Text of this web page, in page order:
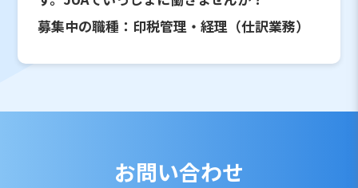
募集中の職種：印税管理・経理（仕訳業務）
お問い合わせ